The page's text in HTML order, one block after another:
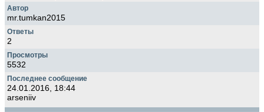
mr.tumkan2015
2
5532
24.01.2016, 18:44
arseniiv